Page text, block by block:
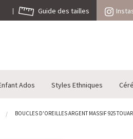
Guide des tailles
Ados Styles Ethniques
BOUCLES D'OREILLES ARGENT MASSIF 925